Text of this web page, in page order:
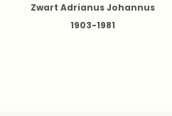
Zwart Adrianus Johannus
1903-1981